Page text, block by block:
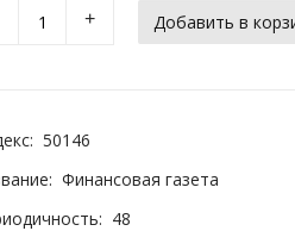
+
50146
Финансовая газета
48